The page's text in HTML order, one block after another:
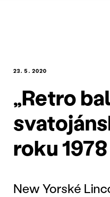
23. 5. 2020
„Retro
roku 1978
New Yorské